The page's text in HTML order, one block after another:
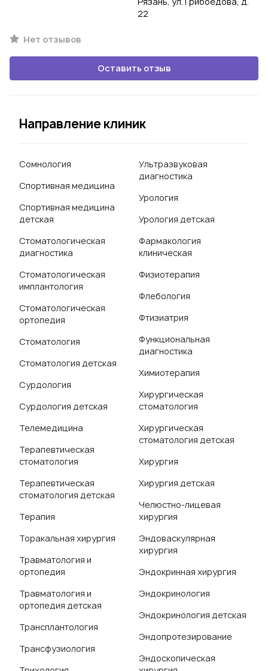
22
Нет отзывов
Оставить отзыв
Направление клиник
Сомнология
Спортивная медицина
Спортивная медицина
детская
Стоматологическая
диагностика
Стоматологическая
имплантология
Стоматологическая
ортопедия
Стоматология
Стоматология детская
Сурдология
Сурдология детская
Телемедицина
Терапевтическая
стоматология
Терапевтическая
стоматология детская
Терапия
Торакальная хирургия
Травматология и
ортопедия
Травматология и
ортопедия детская
Трансплантология
Трансфузиология
Ультразвуковая
диагностика
Урология
Урология детская
Фармакология
клиническая
Физиотерапия
Флебология
Фтизиатрия
Функциональная
диагностика
Химиотерапия
Хирургическая
стоматология
Хирургическая
стоматология детская
Хирургия
Хирургия детская
Челюстно-лицевая
хирургия
Эндоваскулярная
хирургия
Эндокринная хирургия
Эндокринология
Эндокринология детская
Эндопротезирование
Эндоскопическая